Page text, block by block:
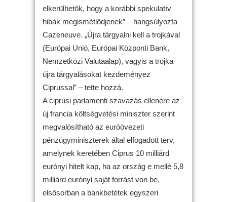
elkerülhetők, hogy a korábbi spekulatív
hibák megismétlődjenek” – hangsúlyozta
Cazeneuve. „Újra tárgyalni kell a trojkával
(Európai Unió, Európai Központi Bank,
Nemzetközi Valutaalap), vagyis a trojka
újra tárgyalásokat kezdeményez
Ciprussal” – tette hozzá.
A ciprusi parlamenti szavazás ellenére az
új francia költségvetési miniszter szerint
megvalósítható az euróövezeti
pénzügyminiszterek által elfogadott terv,
amelynek keretében Ciprus 10 milliárd
eurónyi hitelt kap, ha az ország e mellé 5,8
milliárd eurónyi saját forrást von be,
elsősorban a bankbetétek egyszeri